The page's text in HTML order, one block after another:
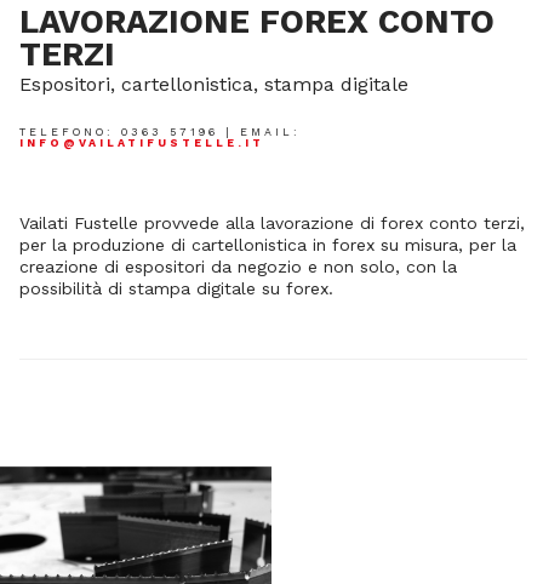
LAVORAZIONE FOREX CONTO
TERZI
Espositori, cartellonistica, stampa digitale
TELEFONO: 0363 57196 | EMAIL:
INFO@VAILATIFUSTELLE.IT
Vailati Fustelle provvede alla lavorazione di forex conto terzi,
per la produzione di cartellonistica in forex su misura, per la
creazione di espositori da negozio e non solo, con la
possibilità di stampa digitale su forex.